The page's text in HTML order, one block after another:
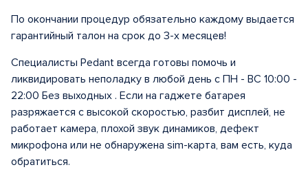
По окончании процедур обязательно каждому выдается
гарантийный талон на срок до 3-х месяцев!
Специалисты Pedant всегда готовы помочь и
ликвидировать неполадку в любой день с ПН - ВС 10:00 -
22:00 Без выходных . Если на гаджете батарея
разряжается с высокой скоростью, разбит дисплей, не
работает камера, плохой звук динамиков, дефект
микрофона или не обнаружена sim-карта, вам есть, куда
обратиться.